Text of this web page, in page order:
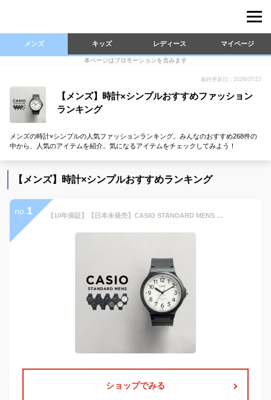
メンズ キッズ レディース マイページ
本ページはプロモーションを含みます
最終更新日：2026/07/23
【メンズ】時計×シンプルおすすめファッション
ランキング
メンズの時計×シンプルの人気ファッションランキング。みんなのおすすめ268件の
中から、人気のアイテムを紹介。気になるアイテムをチェックしてみよう！
【メンズ】時計×シンプルおすすめランキング
no. 1 【10年保証】【日本未発売】CASIO STANDARD MENS カシオ スタンダード MW-240 腕時計 時計 ブランド メンズ レディース キッズ 子供 男の子 女の子 チープカシオ チプカシ アナログ 軽量 薄型 ビジネス ブラック 黒 金 青 白 海外モデル ギフト プレゼント
ショップでみる